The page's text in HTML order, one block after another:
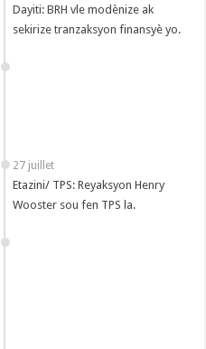
Dayiti: BRH vle modènize ak
sekirize tranzaksyon finansyè yo.
27 juillet
Etazini/ TPS: Reyaksyon Henry
Wooster sou fen TPS la.